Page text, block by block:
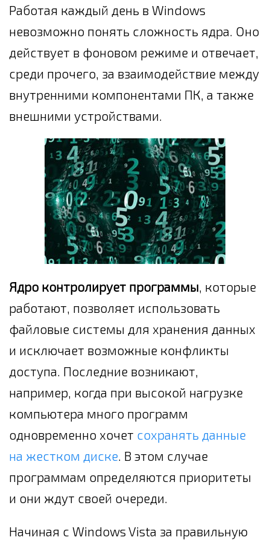
Работая каждый день в Windows
невозможно понять сложность ядра. Оно
действует в фоновом режиме и отвечает,
среди прочего, за взаимодействие между
внутренними компонентами ПК, а также
внешними устройствами.
Ядро контролирует программы, которые
работают, позволяет использовать
файловые системы для хранения данных
и исключает возможные конфликты
доступа. Последние возникают,
например, когда при высокой нагрузке
компьютера много программ
одновременно хочет сохранять данные
на жестком диске. В этом случае
программам определяются приоритеты
и они ждут своей очереди.
Начиная с Windows Vista за правильную